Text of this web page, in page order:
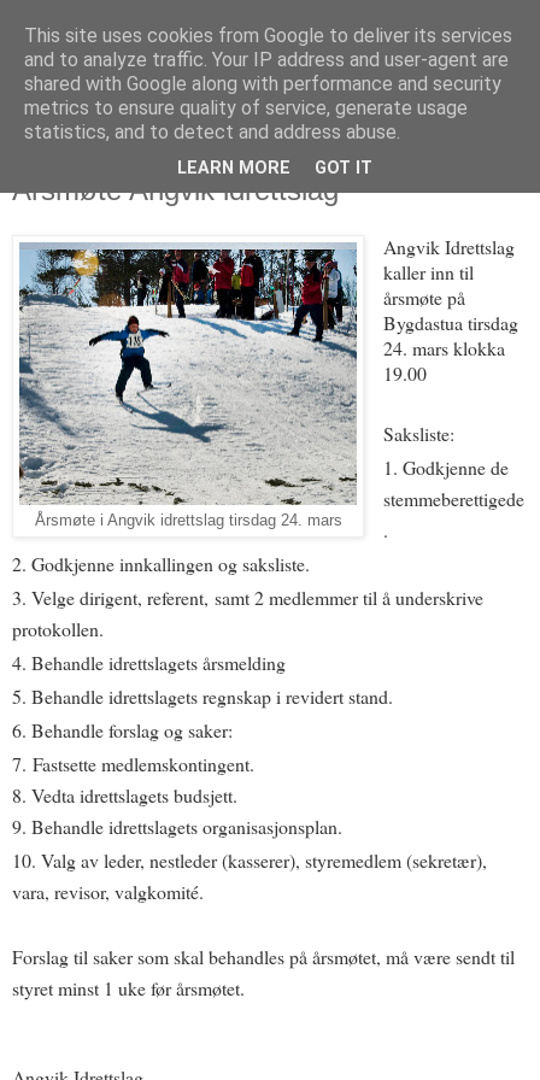
Årsmøte Angvik idrettslag
Årsmøte i Angvik idrettslag tirsdag 24. mars
Angvik Idrettslag
kaller inn til
årsmøte på
Bygdastua tirsdag
24. mars klokka
19.00
Saksliste:
1. Godkjenne de
stemmeberettigede
.
2. Godkjenne innkallingen og saksliste.
3. Velge dirigent, referent, samt 2 medlemmer til å underskrive
protokollen.
4. Behandle idrettslagets årsmelding
5. Behandle idrettslagets regnskap i revidert stand.
6. Behandle forslag og saker:
7. Fastsette medlemskontingent.
8. Vedta idrettslagets budsjett.
9. Behandle idrettslagets organisasjonsplan.
10. Valg av leder, nestleder (kasserer), styremedlem (sekretær),
vara, revisor, valgkomité.
Forslag til saker som skal behandles på årsmøtet, må være sendt til
styret minst 1 uke før årsmøtet.
This site uses cookies from Google to deliver its services
and to analyze traffic. Your IP address and user-agent are
shared with Google along with performance and security
metrics to ensure quality of service, generate usage
statistics, and to detect and address abuse.
LEARN MORE GOT IT